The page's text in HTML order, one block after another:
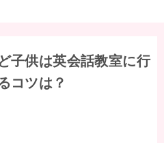
子供は英会話教室に行
コツは？